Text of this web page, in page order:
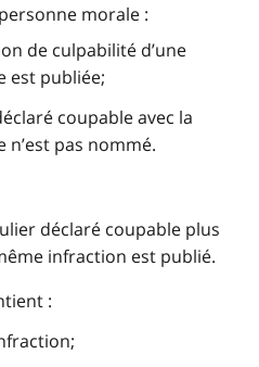
morale :
de culpabilité d’une
est publiée;
coupable avec la
pas nommé.
déclaré coupable plus
infraction est publié.
: